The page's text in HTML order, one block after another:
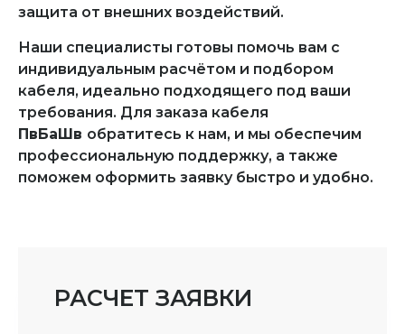
защита от внешних воздействий.
Наши специалисты готовы помочь вам с
индивидуальным расчётом и подбором
кабеля, идеально подходящего под ваши
требования. Для заказа кабеля
ПвБаШв обратитесь к нам, и мы обеспечим
профессиональную поддержку, а также
поможем оформить заявку быстро и удобно.
РАСЧЕТ ЗАЯВКИ